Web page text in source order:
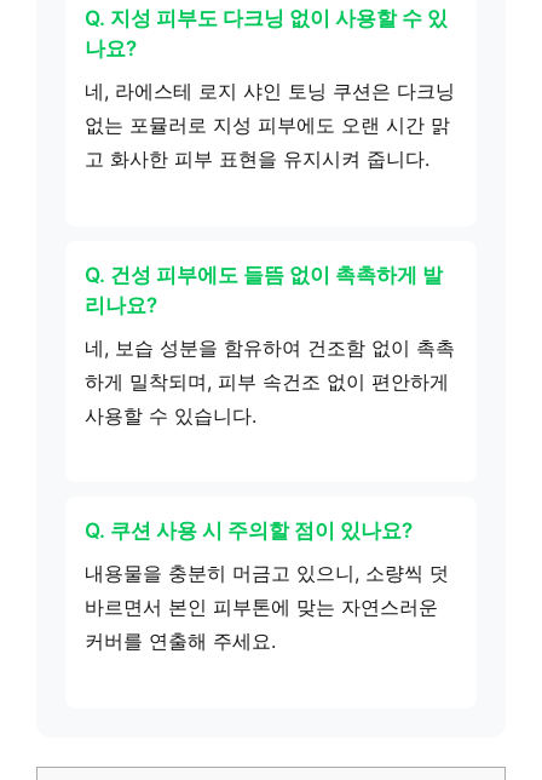
Q. 지성 피부도 다크닝 없이 사용할 수 있
나요?
네, 라에스테 로지 샤인 토닝 쿠션은 다크닝
없는 포뮬러로 지성 피부에도 오랜 시간 맑
고 화사한 피부 표현을 유지시켜 줍니다.
Q. 건성 피부에도 들뜸 없이 촉촉하게 발
리나요?
네, 보습 성분을 함유하여 건조함 없이 촉촉
하게 밀착되며, 피부 속건조 없이 편안하게
사용할 수 있습니다.
Q. 쿠션 사용 시 주의할 점이 있나요?
내용물을 충분히 머금고 있으니, 소량씩 덧
바르면서 본인 피부톤에 맞는 자연스러운
커버를 연출해 주세요.